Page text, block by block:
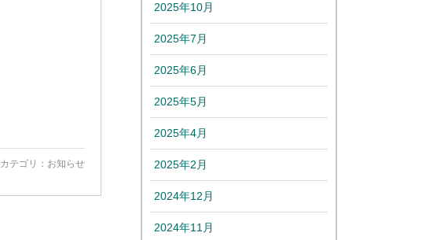
カテゴリ： お知らせ
2025年10月
2025年7月
2025年6月
2025年5月
2025年4月
2025年2月
2024年12月
2024年11月